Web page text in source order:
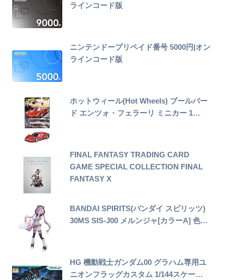
ラインコード版
ニンテンドープリペイド番号 5000円|オン
ラインコード版
ホットウィール(Hot Wheels) ブールバー
ド エンツォ・フェラーリ ミニカー 1…
FINAL FANTASY TRADING CARD
GAME SPECIAL COLLECTION FINAL
FANTASY X
BANDAI SPIRITS(バンダイ スピリッツ)
30MS SIS-J00 メルンジャ[カラーA] 色…
HG 機動戦士ガンダム00 グラハム専用ユ
ニオンフラッグカスタム 1/144スケー…